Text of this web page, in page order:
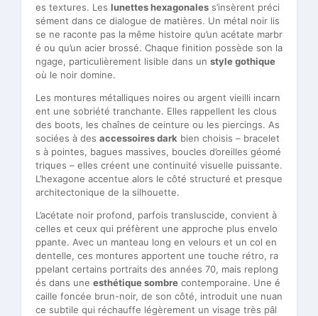
es textures. Les lunettes hexagonales s’insèrent préci
sément dans ce dialogue de matières. Un métal noir lis
se ne raconte pas la même histoire qu’un acétate marbr
é ou qu’un acier brossé. Chaque finition possède son la
ngage, particulièrement lisible dans un style gothique
où le noir domine.
Les montures métalliques noires ou argent vieilli incarn
ent une sobriété tranchante. Elles rappellent les clous
des boots, les chaînes de ceinture ou les piercings. As
sociées à des accessoires dark bien choisis – bracelet
s à pointes, bagues massives, boucles d’oreilles géomé
triques – elles créent une continuité visuelle puissante.
L’hexagone accentue alors le côté structuré et presque
architectonique de la silhouette.
L’acétate noir profond, parfois transluscide, convient à
celles et ceux qui préfèrent une approche plus envelo
ppante. Avec un manteau long en velours et un col en
dentelle, ces montures apportent une touche rétro, ra
ppelant certains portraits des années 70, mais replong
és dans une esthétique sombre contemporaine. Une é
caille foncée brun-noir, de son côté, introduit une nuan
ce subtile qui réchauffe légèrement un visage très pâl